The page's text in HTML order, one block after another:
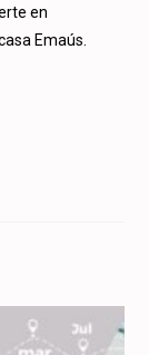
en
Emaús.